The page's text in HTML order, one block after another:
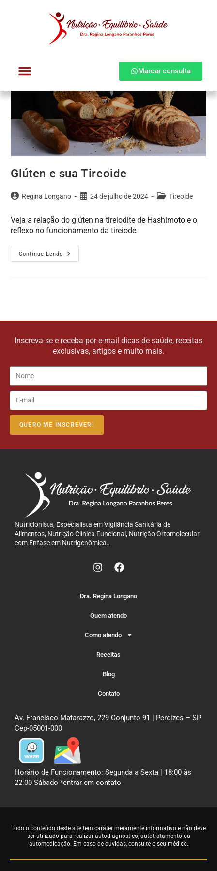
Marcar consulta
Glúten e sua Tireoide
Regina Longano 24 de julho de 2024 Tireoide
Veja a relação do glúten na tireiodite de Hashimoto e o
reflexo no funcionamento da tireiode
Continue Lendo
Inscreva-se e receba por e-mail dicas de saúde, receitas
exclusivas, artigos e muito mais.
QUERO ME INSCREVER!
Nutricionista, Especialista em Vigilância Sanitária de
Alimentos, Nutrição Clínica Funcional, Nutrição Ortomolecular
com Enfase em Nutrigenômica…
Dra. Regina Longano
Quem atendo
Como atendo
Receitas
Blog
Contato
Av. Francisco Matarazzo, 229 Conjunto 91 | Perdizes – SP
Cep-05001-000
Horário de Funcionamento: Segunda a Sexta | 18:00 às
22:00 Sábado *entrar em contato
Todo o conteúdo deste site tem caráter meramente informativo e não deve
ser utilizado para realizar autodiagnóstico, autotratamento ou
automedicação. Em caso de dúvidas, consulte o seu médico.